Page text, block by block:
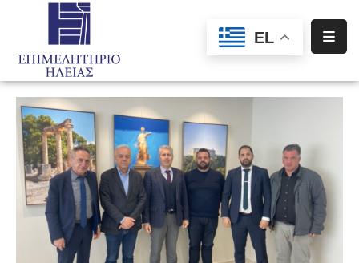
EL
Αρχική
Υπηρεσίες
Ενημέρωση
Σύλλογοι
Σωματεία